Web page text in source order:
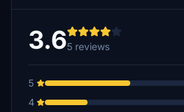
3.65 reviews
5
4